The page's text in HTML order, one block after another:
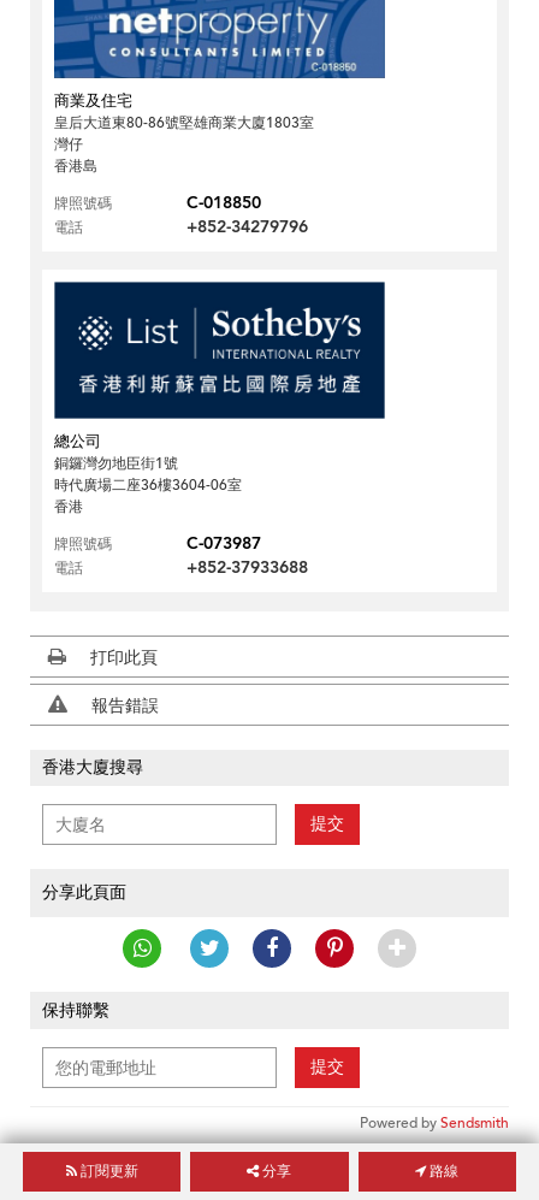
商業及住宅
皇后大道東80-86號堅雄商業大廈1803室
灣仔
香港島
牌照號碼
C-018850
電話 +852-34279796
總公司
銅鑼灣勿地臣街1號
時代廣場二座36樓3604-06室
香港
牌照號碼
C-073987
電話 +852-37933688
打印此頁
報告錯誤
香港大廈搜尋
提交
分享此頁面
保持聯繫
提交
Powered bySendsmith
免責聲明訂閱更新 分享 路線